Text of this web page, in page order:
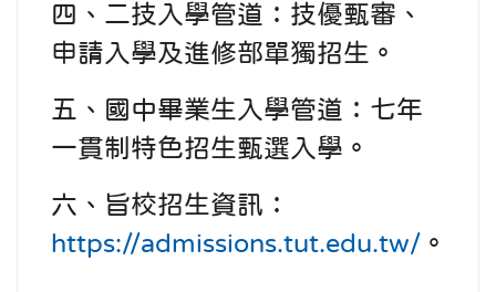
四、二技入學管道：技優甄審、
申請入學及進修部單獨招生。
五、國中畢業生入學管道：七年
一貫制特色招生甄選入學。
六、旨校招生資訊：
https://admissions.tut.edu.tw/ 。